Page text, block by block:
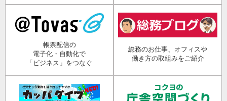
帳票配信の
電子化・自動化で
「ビジネス」をつなぐ
総務のお仕事、オフィスや
働き方の取組みをご紹介